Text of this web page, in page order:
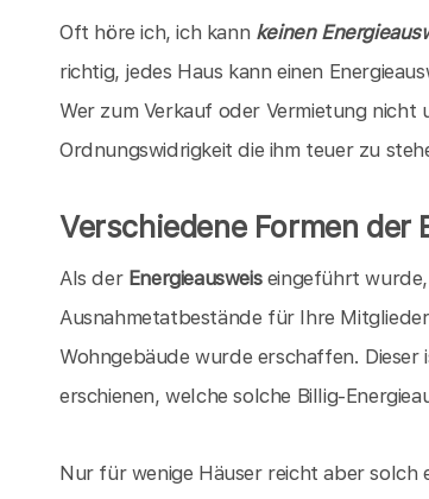
Oft höre ich, ich kann keinen
richtig, jedes Haus kann einen
Wer zum Verkauf oder Vermietung
Ordnungswidrigkeit die ihm teuer zu
Verschiedene Formen der
Als der Energieausweiseingeführt
Ausnahmetatbestände für Ihre
Wohngebäude wurde erschaffen.
erschienen, welche solche Billig-
Nur für wenige Häuser reicht aber solch